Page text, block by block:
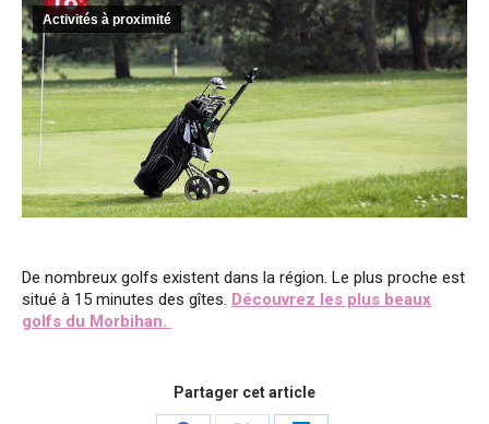
Activités à proximité
De nombreux golfs existent dans la région. Le plus proche est
situé à 15 minutes des gîtes. Découvrez les plus beaux
golfs du Morbihan.
Partager cet article